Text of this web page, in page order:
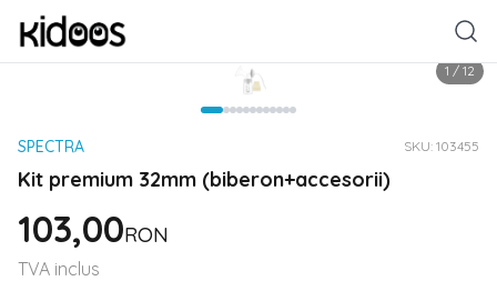
1 / 12
SPECTRA SKU: 103455
Kit premium 32mm (biberon+accesorii)
103,00RON
TVA inclus